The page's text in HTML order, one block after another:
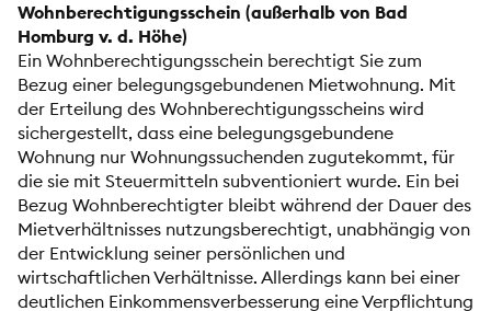
Wohnberechtigungsschein (außerhalb von Bad
Homburg v. d. Höhe)
Ein Wohnberechtigungsschein berechtigt Sie zum
Bezug einer belegungsgebundenen Mietwohnung. Mit
der Erteilung des Wohnberechtigungsscheins wird
sichergestellt, dass eine belegungsgebundene
Wohnung nur Wohnungssuchenden zugutekommt, für
die sie mit Steuermitteln subventioniert wurde. Ein bei
Bezug Wohnberechtigter bleibt während der Dauer des
Mietverhältnisses nutzungsberechtigt, unabhängig von
der Entwicklung seiner persönlichen und
wirtschaftlichen Verhältnisse. Allerdings kann bei einer
deutlichen Einkommensverbesserung eine Verpflichtung